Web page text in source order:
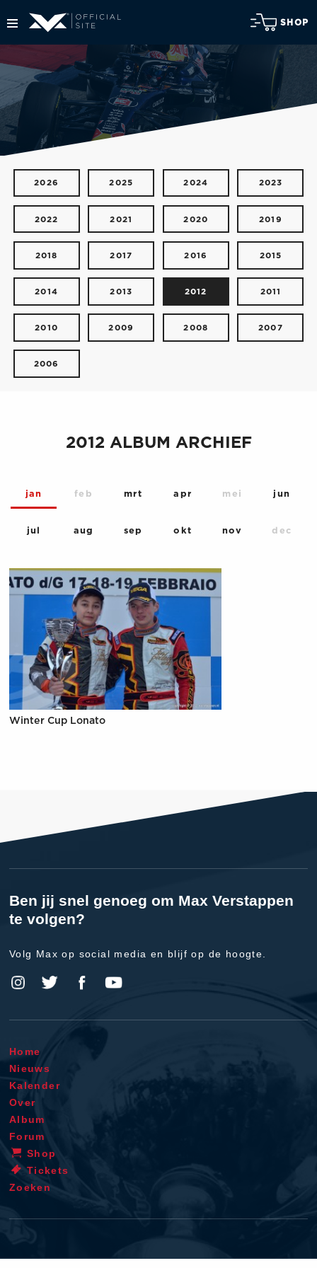
SHOP
2026 2025 2024 2023
2022 2021 2020 2019
2018 2017 2016 2015
2014 2013 2012 2011
2010 2009 2008 2007
2006
2012 ALBUM ARCHIEF
jan feb mrt apr mei jun
jul aug sep okt nov dec
Winter Cup Lonato
Ben jij snel genoeg om Max Verstappen
te volgen?
Volg Max op social media en blijf op de hoogte.
Home
Nieuws
Kalender
Over
Album
Forum
Shop
Tickets
Zoeken